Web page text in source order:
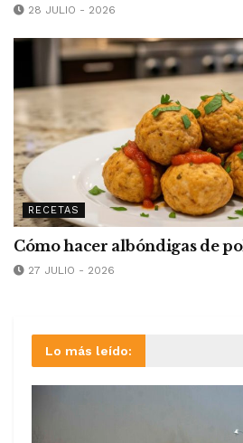
28 JULIO - 2026
RECETAS
Cómo hacer albóndigas de
27 JULIO - 2026
Lo más leído: